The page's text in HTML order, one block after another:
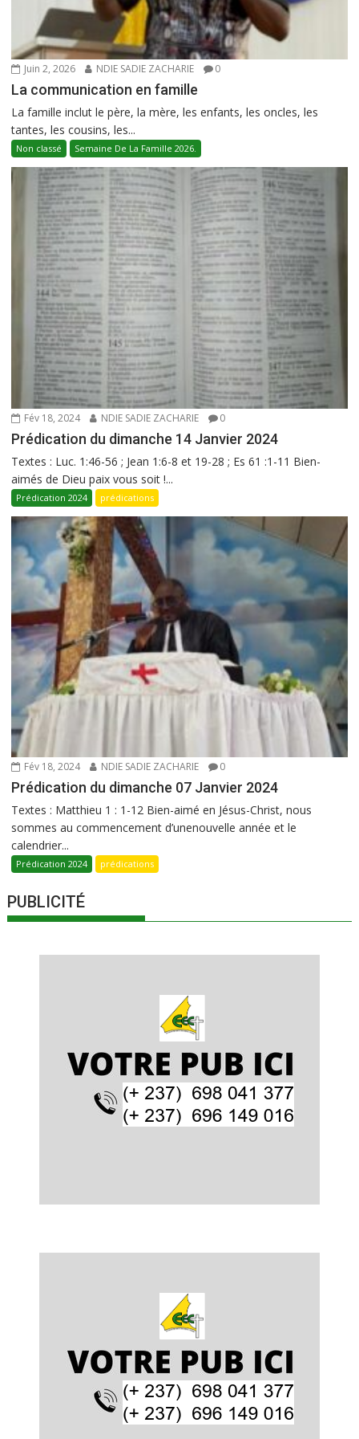
Juin 2, 2026 NDIE SADIE ZACHARIE 0
La communication en famille
La famille inclut le père, la mère, les enfants, les oncles, les
tantes, les cousins, les...
Non classé Semaine De La Famille 2026.
Fév 18, 2024 NDIE SADIE ZACHARIE 0
Prédication du dimanche 14 Janvier 2024
Textes : Luc. 1:46-56 ; Jean 1:6-8 et 19-28 ; Es 61 :1-11 Bien-
aimés de Dieu paix vous soit !...
Prédication 2024 prédications
Fév 18, 2024 NDIE SADIE ZACHARIE 0
Prédication du dimanche 07 Janvier 2024
Textes : Matthieu 1 : 1-12 Bien-aimé en Jésus-Christ, nous
sommes au commencement d’unenouvelle année et le
calendrier...
Prédication 2024 prédications
PUBLICITÉ